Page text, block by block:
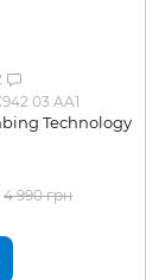
03 AA1
Technology
4 990 грн